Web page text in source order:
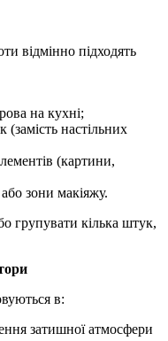
відмінно підходять
на кухні;
(замість настільних
(картини,
зони макіяжу.
групувати кілька штук,
в:
затишної атмосфери